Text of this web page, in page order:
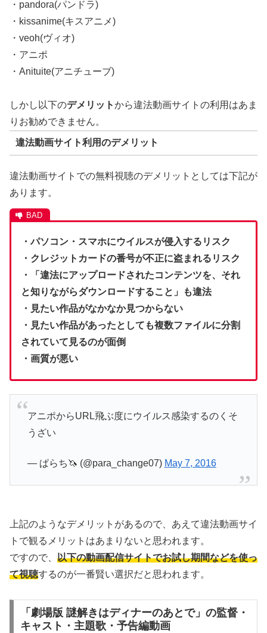
・pandora(パンドラ)
・kissanime(キスアニメ)
・veoh(ヴィオ)
・アニポ
・Anituite(アニチューブ)
しかし以下のデメリットから違法動画サイトの利用はあま
りお勧めできません。
違法動画サイト利用のデメリット
違法動画サイトでの無料視聴のデメリットとしては下記が
あります。
・パソコン・スマホにウイルスが侵入するリスク
・クレジットカードの番号が不正に盗まれるリスク
・「違法にアップロードされたコンテンツを、それ
と知りながらダウンロードすること」も違法
・見たい作品がなかなか見つからない
・見たい作品があったとしても複数ファイルに分割
されていて見るのが面倒
・画質が悪い
アニポからURL飛ぶ度にウイルス感染するのくそ
うざい
— ぱらち🦄 (@para_change07) May 7, 2016
上記のようなデメリットがあるので、あえて違法動画サイ
トで観るメリットはあまりないと思われます。
ですので、 以下の動画配信サイトでお試し期間などを使っ
て視聴するのが一番賢い選択だと思われます。
「劇場版 謎解きはディナーのあとで」の監督・
キャスト・主題歌・予告編動画